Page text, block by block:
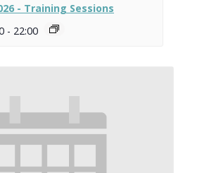
- Training Sessions
- 22:00